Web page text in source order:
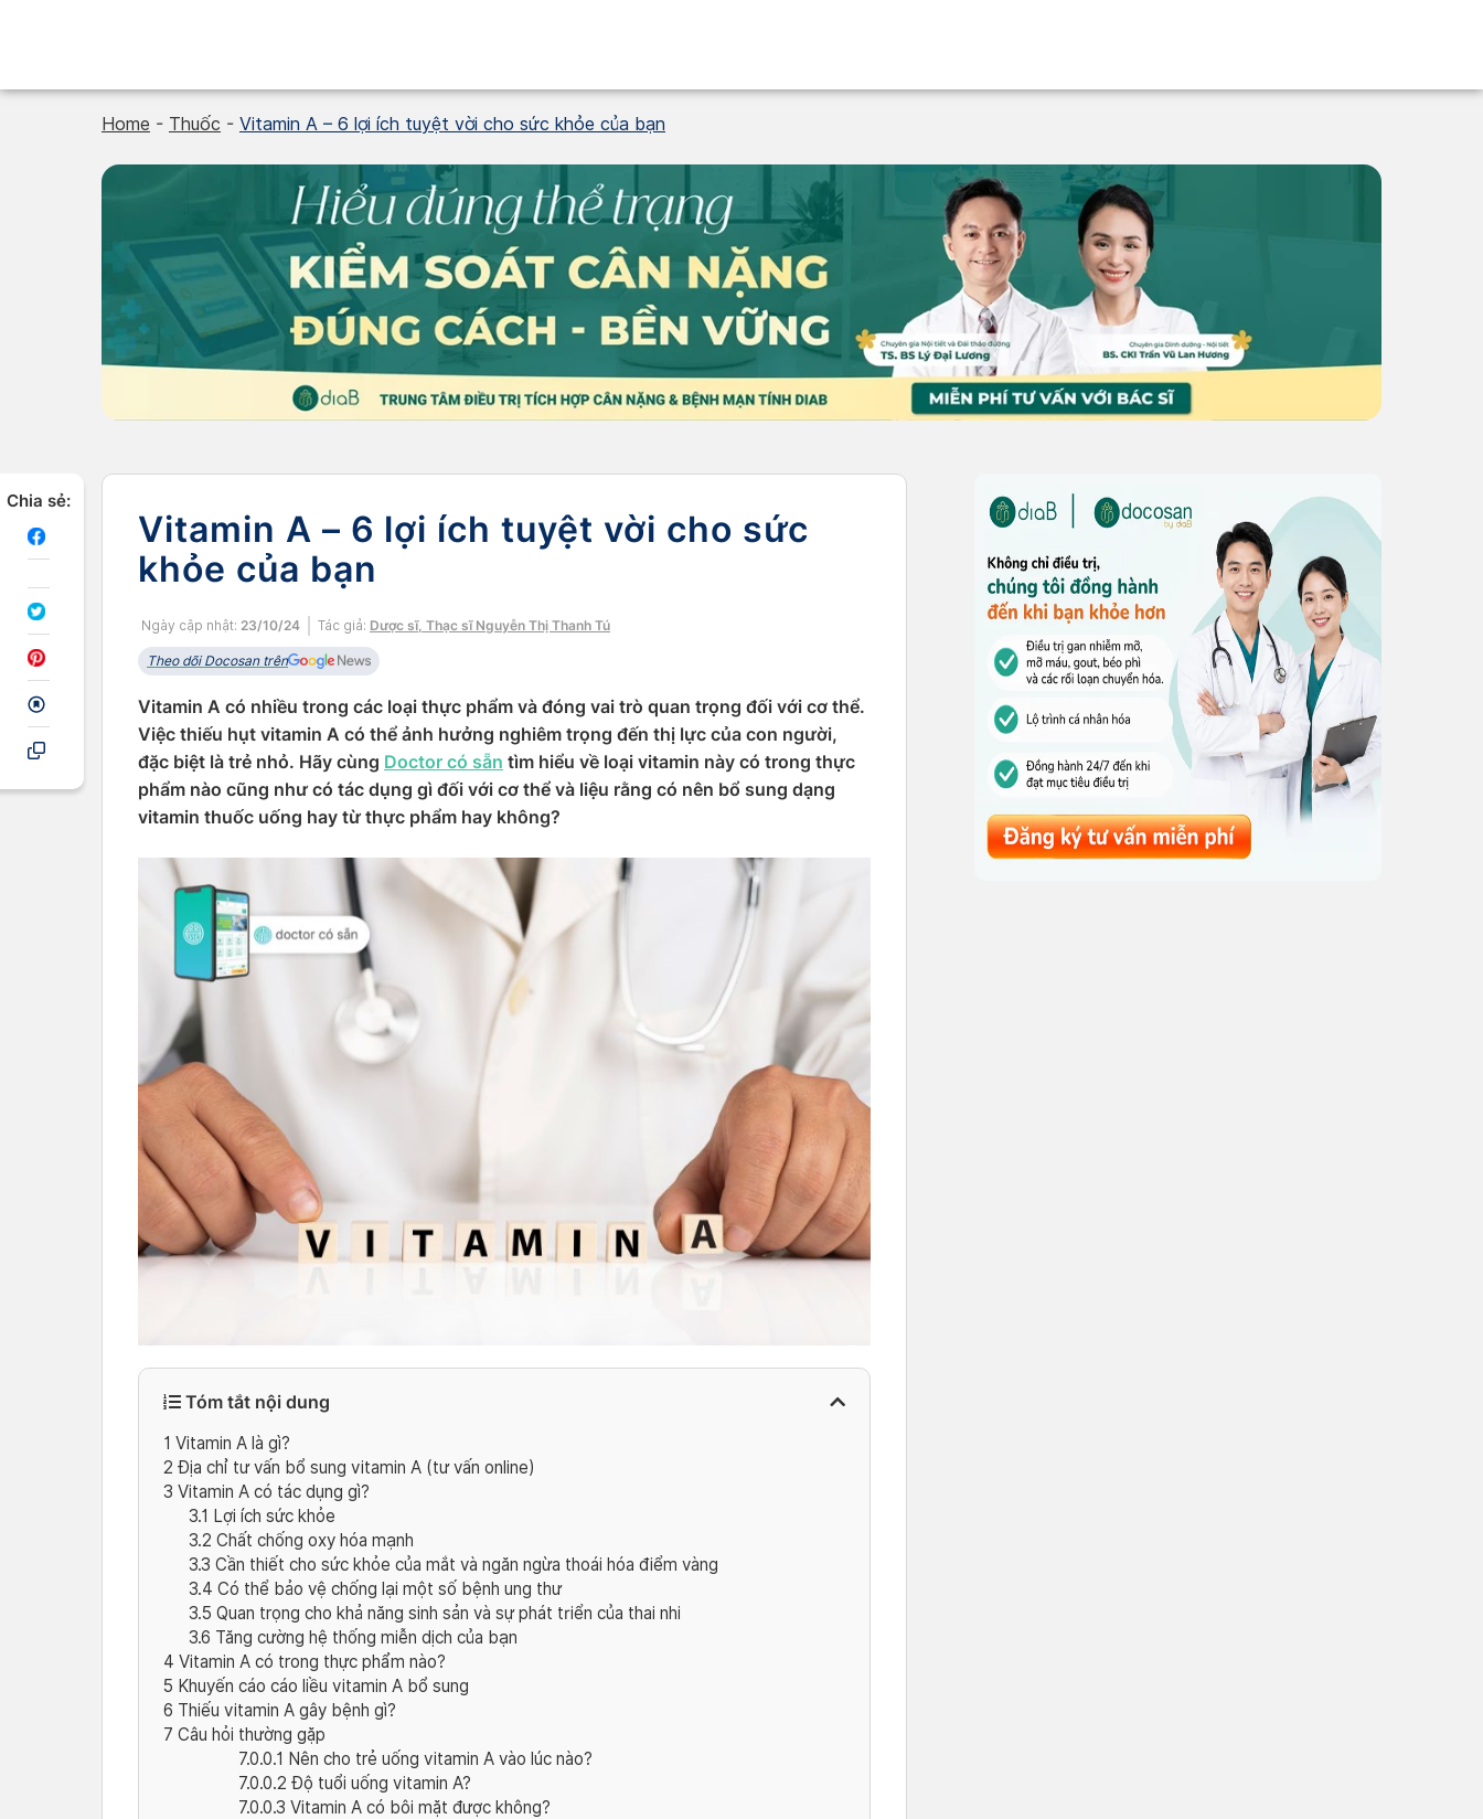
Home - Thuốc - Vitamin A – 6 lợi ích tuyệt vời cho sức khỏe của bạn
Chia sẻ:
Vitamin A – 6 lợi ích tuyệt vời cho sức
khỏe của bạn
Ngày cập nhật: 23/10/24 Tác giả: Dược sĩ, Thạc sĩ Nguyễn Thị Thanh Tú
Theo dõi Docosan trên
Vitamin A có nhiều trong các loại thực phẩm và đóng vai trò quan trọng đối với cơ thể.
Việc thiếu hụt vitamin A có thể ảnh hưởng nghiêm trọng đến thị lực của con người,
đặc biệt là trẻ nhỏ. Hãy cùng Doctor có sẵn tìm hiểu về loại vitamin này có trong thực
phẩm nào cũng như có tác dụng gì đối với cơ thể và liệu rằng có nên bổ sung dạng
vitamin thuốc uống hay từ thực phẩm hay không?
Tóm tắt nội dung
1 Vitamin A là gì?
2 Địa chỉ tư vấn bổ sung vitamin A (tư vấn online)
3 Vitamin A có tác dụng gì?
3.1 Lợi ích sức khỏe
3.2 Chất chống oxy hóa mạnh
3.3 Cần thiết cho sức khỏe của mắt và ngăn ngừa thoái hóa điểm vàng
3.4 Có thể bảo vệ chống lại một số bệnh ung thư
3.5 Quan trọng cho khả năng sinh sản và sự phát triển của thai nhi
3.6 Tăng cường hệ thống miễn dịch của bạn
4 Vitamin A có trong thực phẩm nào?
5 Khuyến cáo cáo liều vitamin A bổ sung
6 Thiếu vitamin A gây bệnh gì?
7 Câu hỏi thường gặp
7.0.0.1 Nên cho trẻ uống vitamin A vào lúc nào?
7.0.0.2 Độ tuổi uống vitamin A?
7.0.0.3 Vitamin A có bôi mặt được không?